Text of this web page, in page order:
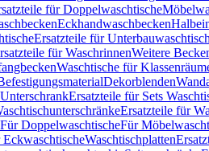
für Doppelwaschtische
Eckhandwaschbecken
Ersatzteile für
für WaschrinnenWeitere
Waschtische für
Dekorblenden
Ersatzteile für Sets
Ersatzteile für
DoppelwaschtischeFür
Waschtischplatten